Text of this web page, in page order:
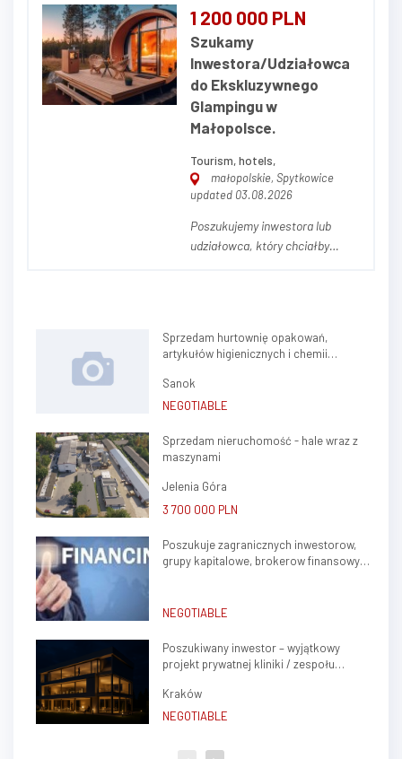
nieruchomości Na sprzedaż
funkcjonujący, cieszący się
doskonałą opinią ośrodek
wczasowy w popularnej
nadmorskiej miejscowości
Mrzeżyn...
1 200 000 PLN
Szukamy
Inwestora/Udziałowca
do Ekskluzywnego
Glampingu w
Małopolsce.
Tourism, hotels,
małopolskie, Spytkowice
updated 03.08.2026
Poszukujemy inwestora lub
udziałowca, który chciałby
Małopolsce. Projekt jest już
gotowy i oferuje możliwość
objęcia około 20% udziałów w
inwestycji...
Sprzedam hurtownię opakowań,
artykułów higienicznych i chemii
Sanok
NEGOTIABLE
Sprzedam nieruchomość - hale wraz z
maszynami
Jelenia Góra
3 700 000 PLN
Poszukuje zagranicznych inwestorow,
grupy kapitalowe, brokerow finansowych
NEGOTIABLE
Poszukiwany inwestor – wyjątkowy
projekt prywatnej kliniki / zespołu
(Krowodrza)
Kraków
NEGOTIABLE